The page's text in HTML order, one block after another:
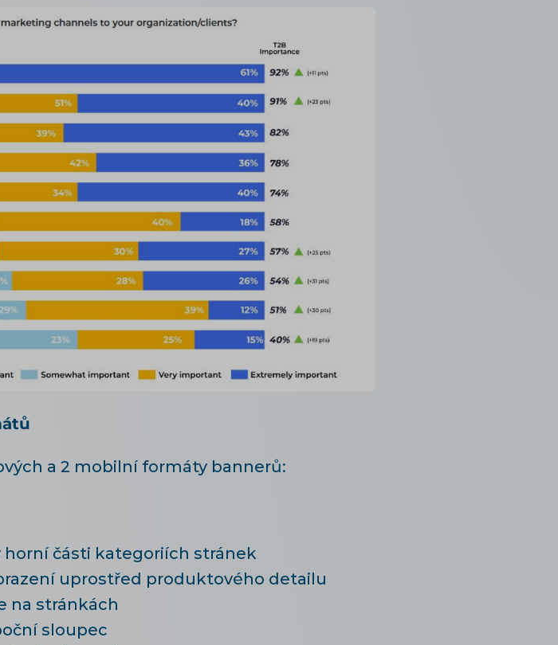
a 2 mobilní formáty bannerů:
horní části kategoriích stránek
uprostřed produktového detailu
na stránkách
sloupec